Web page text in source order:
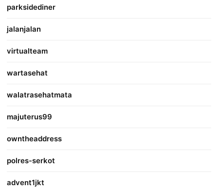
parksidediner
jalanjalan
virtualteam
wartasehat
walatrasehatmata
majuterus99
owntheaddress
polres-serkot
advent1jkt